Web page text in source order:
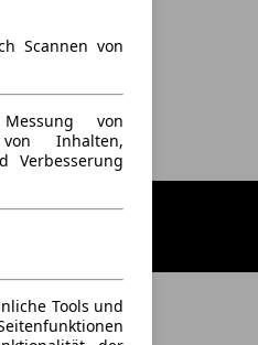
Scannen von
von
Inhalten,
Verbesserung
Tools und